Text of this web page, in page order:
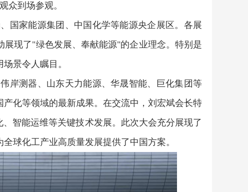
众到场参观。
国家能源集团、中国化学等能源央企展区。各展
现了"绿色发展、奉献能源"的企业理念。特别是
景令人瞩目。
岸测器、山东天力能源、华晟智能、巨化集团等
化等领域的最新成果。在交流中，刘宏斌会长特
智能运维等关键技术发展。此次大会充分展现了
球化工产业高质量发展提供了中国方案。